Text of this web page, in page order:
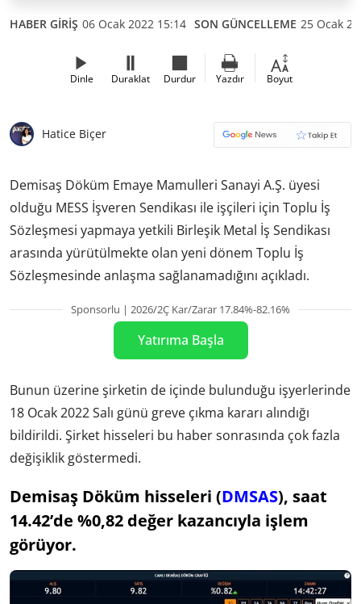
HABER GİRİŞ 06 Ocak 2022 15:14 SON GÜNCELLEME 25 Ocak
Dinle Duraklat Durdur Yazdır Boyut
Hatice Biçer
Demisaş Döküm Emaye Mamulleri Sanayi A.Ş. üyesi
olduğu MESS İşveren Sendikası ile işçileri için Toplu İş
Sözleşmesi yapmaya yetkili Birleşik Metal İş Sendikası
arasında yürütülmekte olan yeni dönem Toplu İş
Sözleşmesinde anlaşma sağlanamadığını açıkladı.
Sponsorlu | 2026/2Ç Kar/Zarar 17.84%-82.16%
Yatırıma Başla
Bunun üzerine şirketin de içinde bulunduğu işyerlerinde
18 Ocak 2022 Salı günü greve çıkma kararı alındığı
bildirildi. Şirket hisseleri bu haber sonrasında çok fazla
değişiklik göstermedi.
Demisaş Döküm hisseleri (DMSAS), saat
14.42’de %0,82 değer kazancıyla işlem
görüyor.